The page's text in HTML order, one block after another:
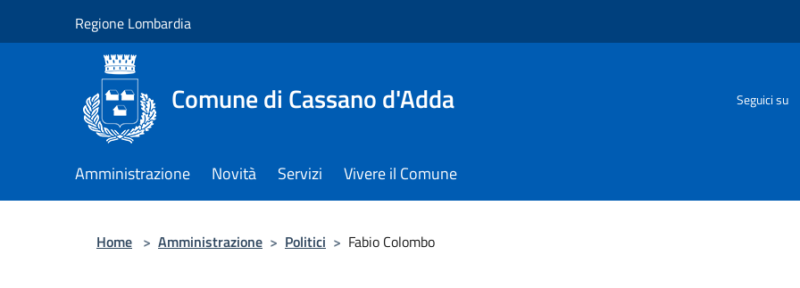
Regione Lombardia
Comune di Cassano d'Adda Seguici su
Amministrazione Novità Servizi Vivere il Comune
Home > Amministrazione > Politici > Fabio Colombo